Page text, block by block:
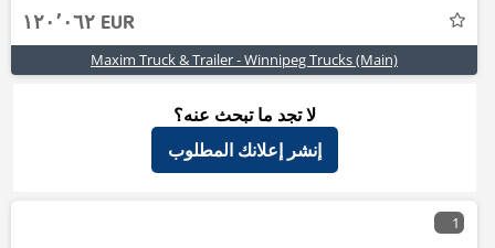
١٢٠٬٠٦٢ EUR
Maxim Truck & Trailer - Winnipeg Trucks (Main)
لا تجد ما تبحث عنه؟
إنشر إعلانك المطلوب
1